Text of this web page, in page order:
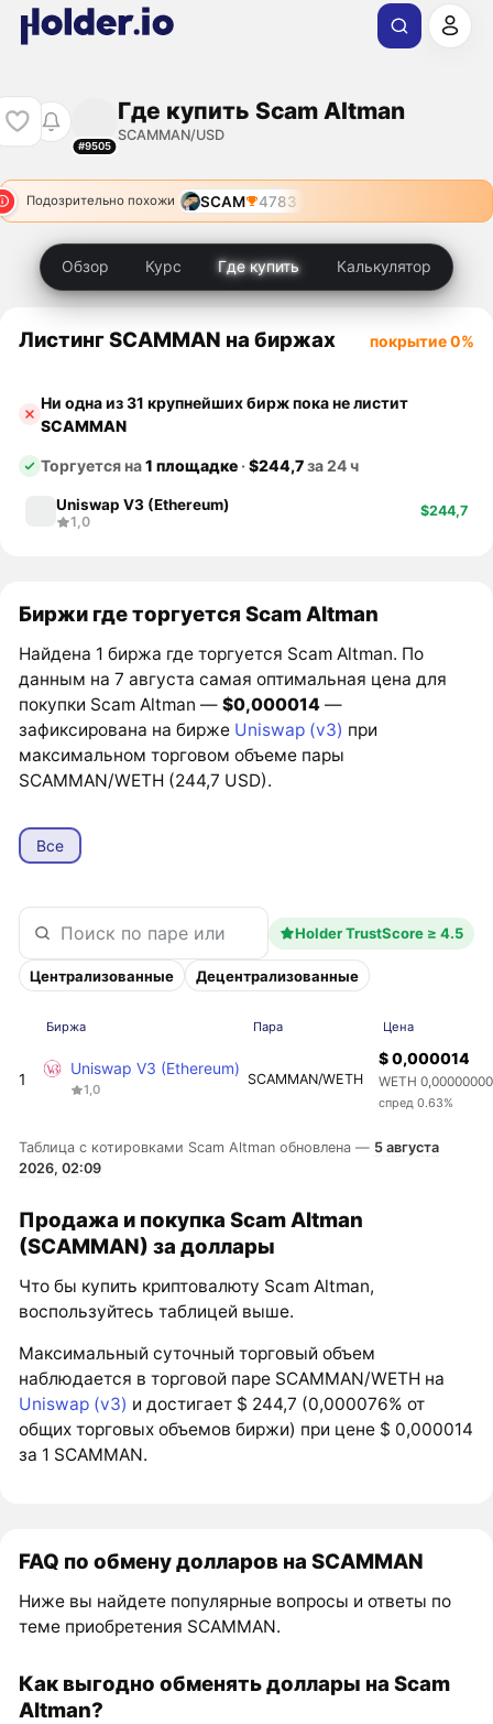
#9505
Где купить Scam Altman
SCAMMAN/USD
Подозрительно похожи SCAM 4783
Обзор Курс Где купить Калькулятор
Листинг SCAMMAN на биржах покрытие 0%
Ни одна из 31 крупнейших бирж пока не листит
SCAMMAN
Торгуется на1 площадке ·$244,7за 24 ч
Uniswap V3 (Ethereum)
1,0
$244,7
Биржи где торгуется Scam Altman
Найдена 1 биржа где торгуется Scam Altman. По
данным на 7 августа самая оптимальная цена для
покупки Scam Altman —$0,000014 —
зафиксирована на бирже Uniswap (v3) при
максимальном торговом объеме пары
SCAMMAN/WETH (244,7 USD).
Все
Holder TrustScore ≥ 4.5
Централизованные Децентрализованные
Биржа Пара Цена
1
Uniswap V3 (Ethereum)
1,0
SCAMMAN/WETH
$ 0,000014
WETH
спред 0.63%
Таблица с котировками Scam Altman обновлена — 5 августа
2026, 02:09
Продажа и покупка Scam Altman
(SCAMMAN) за доллары
Что бы купить криптовалюту Scam Altman,
воспользуйтесь таблицей выше.
Максимальный суточный торговый объем
наблюдается в торговой паре SCAMMAN/WETH на
Uniswap (v3) и достигает $ 244,7 (0,000076% от
общих торговых объемов биржи) при цене $ 0,000014
за 1 SCAMMAN.
FAQ по обмену долларов на SCAMMAN
Ниже вы найдете популярные вопросы и ответы по
теме приобретения SCAMMAN.
Как выгодно обменять доллары на Scam
Altman?